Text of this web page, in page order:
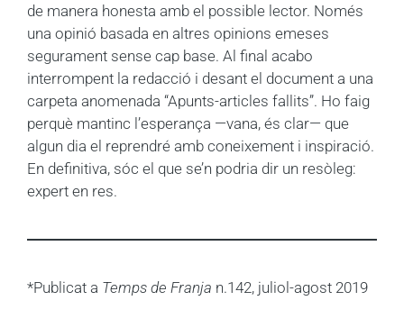
de manera honesta amb el possible lector. Només
una opinió basada en altres opinions emeses
segurament sense cap base. Al final acabo
interrompent la redacció i desant el document a una
carpeta anomenada “Apunts-articles fallits”. Ho faig
perquè mantinc l’esperança —vana, és clar— que
algun dia el reprendré amb coneixement i inspiració.
En definitiva, sóc el que se’n podria dir un resòleg:
expert en res.
*Publicat a Temps de Franja n.142, juliol-agost 2019